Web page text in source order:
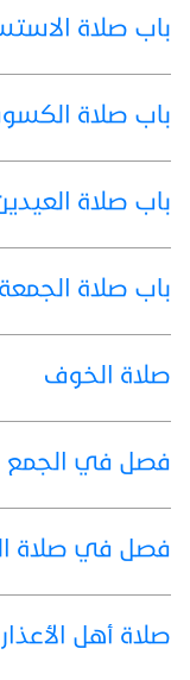
باب صلاة
باب صلاة
باب صلاة
باب صلاة الجمعة
صلاة الخوف
فصل في الجمع
فصل في صلاة
صلاة أهل الأعذار